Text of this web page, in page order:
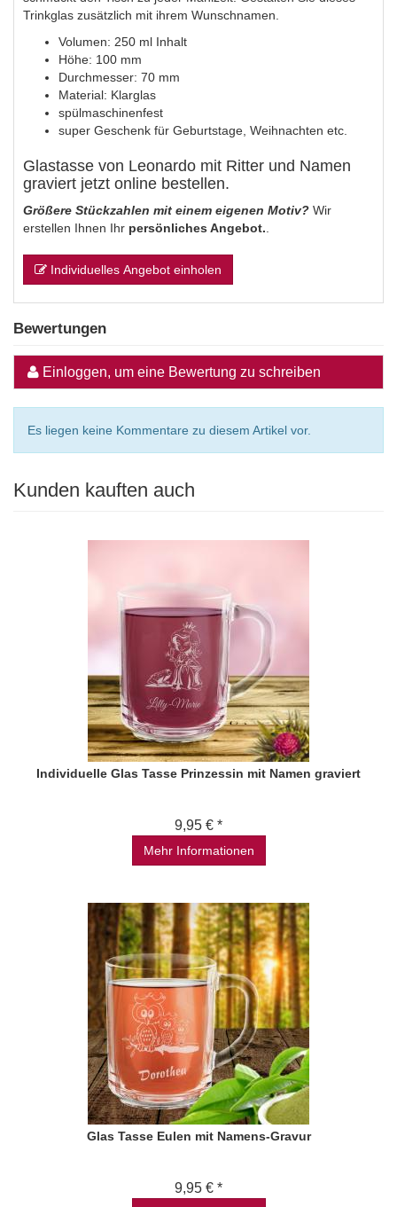
Trinkglas zusätzlich mit ihrem Wunschnamen.
Volumen: 250 ml Inhalt
Höhe: 100 mm
Durchmesser: 70 mm
Material: Klarglas
spülmaschinenfest
super Geschenk für Geburtstage, Weihnachten etc.
Glastasse von Leonardo mit Ritter und Namen
graviert jetzt online bestellen.
Größere Stückzahlen mit einem eigenen Motiv? Wir
erstellen Ihnen Ihr persönliches Angebot.
Individuelles Angebot einholen
Bewertungen
Einloggen, um eine Bewertung zu schreiben
Es liegen keine Kommentare zu diesem Artikel vor.
Kunden kauften auch
Individuelle Glas Tasse Prinzessin mit Namen graviert
9,95 € *
Mehr Informationen
Glas Tasse Eulen mit Namens-Gravur
9,95 € *